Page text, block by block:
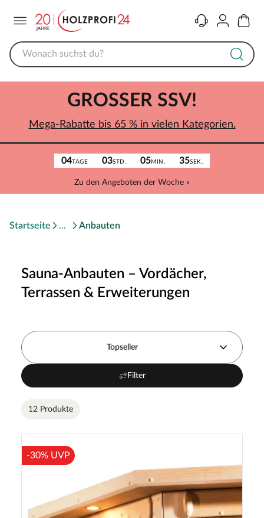
KontaktKonto
04TAGE 03STD. 05MIN. 35SEK.
Zu den Angeboten der Woche »
GROSSER SSV!
Mega-Rabatte bis 65 % in vielen Kategorien.
Startseite Anbauten
Sauna-Anbauten – Vordächer,
Terrassen & Erweiterungen
Topseller
Filter
12 Produkte
-30% UVP